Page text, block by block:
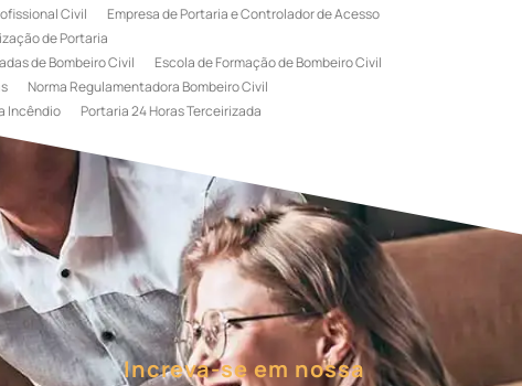
Civil
Empresa de Portaria e Controlador de Acesso
de Portaria
de Bombeiro Civil
Escola de Formação de Bombeiro Civil
Norma Regulamentadora Bombeiro Civil
Incêndio
Portaria 24 Horas Terceirizada
Serviço de Portaria Terceirizada
de Bombeiro Civil
Terceirização de Portaria
Treinamento de Bombeiros
Treinamento de Brigada
Brigadista de Incêndio
Primeiro Socorros
Increva-se em nossa